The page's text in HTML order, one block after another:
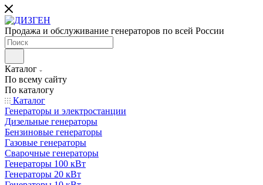
Продажа и обслуживание генераторов по всей России
Каталог
По всему сайту
По каталогу
Каталог
Генераторы и электростанции
Дизельные генераторы
Бензиновые генераторы
Газовые генераторы
Сварочные генераторы
Генераторы 100 кВт
Генераторы 20 кВт